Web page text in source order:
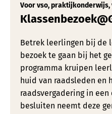
Voor vso, praktijkonderwijs,
Betrek leerlingen bij de
bezoek te gaan bij het
programma kruipen
huid van raadsleden en
raadsvergadering in een
besluiten neemt deze